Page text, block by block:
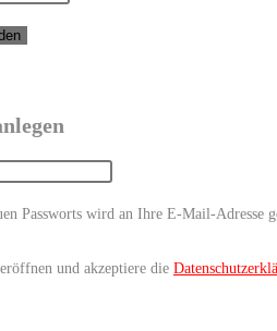
Passworts wird an Ihre E-Mail-Adresse
und akzeptiere die